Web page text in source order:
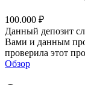
100.000 ₽
Данный депозит
Вами и данным
проверила этот
Обзор